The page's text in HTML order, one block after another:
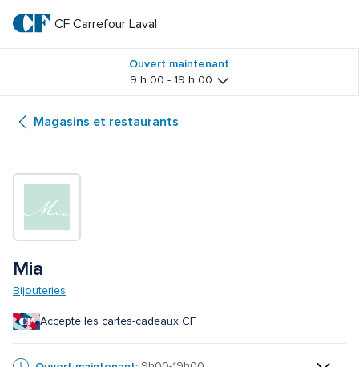
texte
principal
CF
Laval
CF Carrefour Laval
Ouvert maintenant
9 h 00 - 19 h 00
Magasins et restaurants
Mia
Bijouteries
Accepte les cartes-cadeaux CF